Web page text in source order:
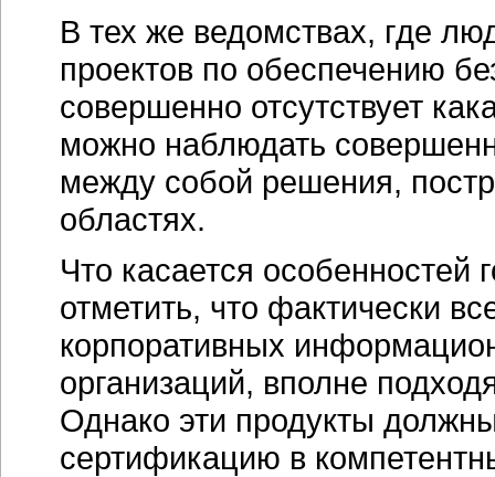
В тех же ведомствах, где
проектов по обеспечению
совершенно отсутствует
можно наблюдать
между собой решения,
областях.
Что касается особенностей
отметить, что фактически
корпоративных
организаций, вполне
Однако эти продукты
сертификацию в